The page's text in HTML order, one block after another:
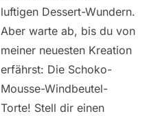
luftigen Dessert-Wundern.
Aber warte ab, bis du von
meiner neuesten Kreation
erfährst: Die Schoko-
Mousse-Windbeutel-
Torte! Stell dir einen